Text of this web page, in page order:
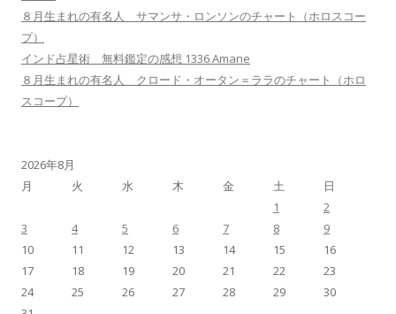
８月生まれの有名人 サマンサ・ロンソンのチャート（ホロスコー
プ）
インド占星術 無料鑑定の感想 1336 Amane
８月生まれの有名人 クロード・オータン＝ララのチャート（ホロ
スコープ）
2026年8月
月
火 水 木 金 土
日
1
2
3
4 5 6 7 8
9
10
11 12 13 14 15
16
17
18 19 20 21 22
23
24
25 26 27 28 29
30